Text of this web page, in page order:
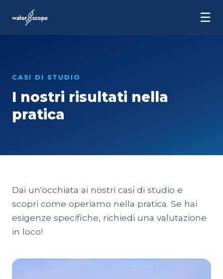
☰
CASI DI STUDIO
I nostri risultati nella
pratica
Dai un'occhiata ai nostri casi di studio e
scopri come operiamo nella pratica. Se hai
esigenze specifiche, richiedi una valutazione
in loco!